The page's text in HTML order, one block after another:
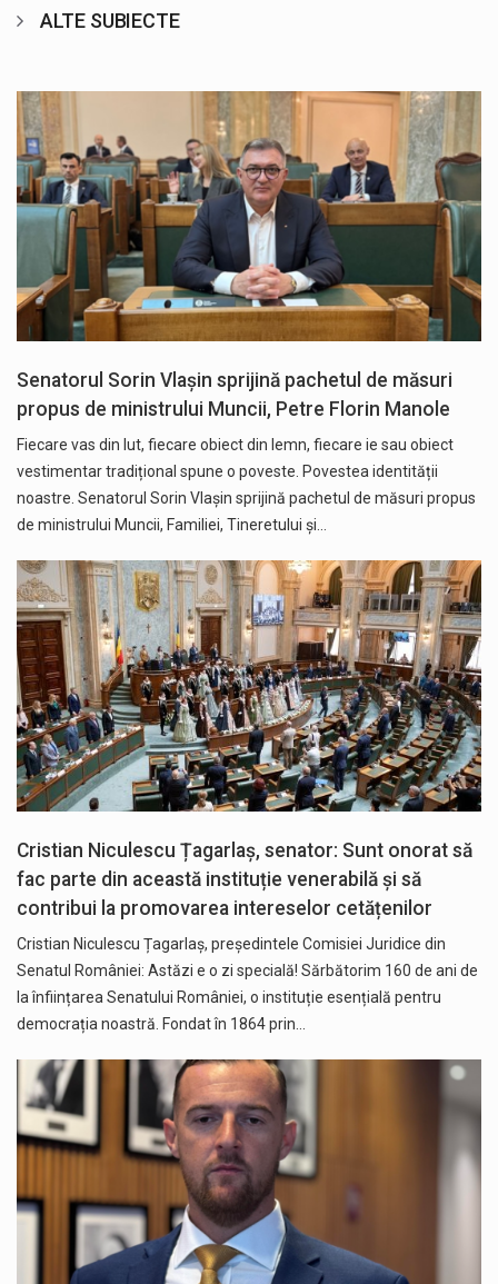
ALTE SUBIECTE
Senatorul Sorin Vlașin sprijină pachetul de măsuri
propus de ministrului Muncii, Petre Florin Manole
Fiecare vas din lut, fiecare obiect din lemn, fiecare ie sau obiect
vestimentar tradițional spune o poveste. Povestea identității
noastre. Senatorul Sorin Vlașin sprijină pachetul de măsuri propus
de ministrului Muncii, Familiei, Tineretului și…
Cristian Niculescu Țagarlaș, senator: Sunt onorat să
fac parte din această instituție venerabilă și să
contribui la promovarea intereselor cetățenilor
Cristian Niculescu Țagarlaș, președintele Comisiei Juridice din
Senatul României: Astăzi e o zi specială! Sărbătorim 160 de ani de
la înființarea Senatului României, o instituție esențială pentru
democrația noastră. Fondat în 1864 prin…